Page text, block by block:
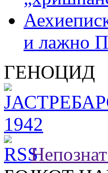
и лажно
ГЕНОЦИД